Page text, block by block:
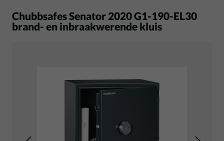
Chubbsafes Senator 2020 G1-190-EL30
brand- en inbraakwerende kluis